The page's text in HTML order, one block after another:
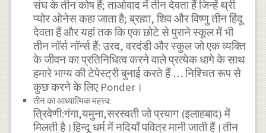
संघ के तीन कोष हैं; ताओवाद में तीन देवता हैं जिन्हें थ्री
प्योर ओनेस कहा जाता है; ब्रह्मा, शिव और विष्णु तीन हिंदू
देवता हैं और यहां तक ​​कि एक छोटे से पुराने स्कूल में भी
तीन नॉर्स नॉर्न्स हैं: उरद, वरदंडी और स्कुल जो एक व्यक्ति
के जीवन का प्रतिनिधित्व करने वाले प्रत्येक धागे के साथ
हमारे भाग्य की टेपेस्ट्री बुनाई करते हैं … निश्चित रूप से
कुछ करने के लिए Ponder।
तीन का आध्यात्मिक महत्त्व:
त्रिवेणी:गंगा,यमुना,सरस्वती जो प्रयाग (इलाहबाद) में
मिलती है।हिन्दू धर्म में नदियाँ पवित्र मानी जाती हैं।तीन